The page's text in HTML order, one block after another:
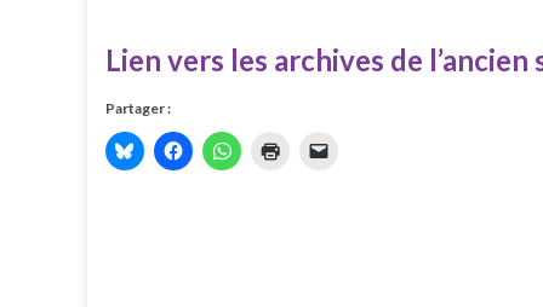
Lien vers les archives de l’ancien
Partager :